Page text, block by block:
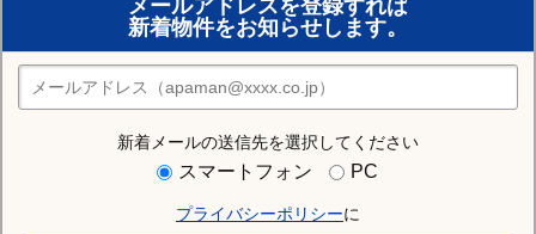
メールアドレスを登録すれば
新着物件をお知らせします。
新着メールの送信先を選択してください
スマートフォン PC
プライバシーポリシーに
おまかせ物件リクエスト
住みたい街の店舗を探す
店舗検索
住む街研究所で風連駅の情報を見る